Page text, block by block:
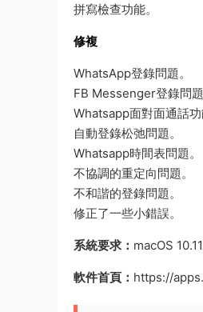
拼寫檢查功能。
修複
WhatsApp登錄問題。
FB Messenger登錄問題
Whatsapp面對面通話功
自動登錄松弛問題。
Whatsapp時間表問題。
不協調的重定向問題。
不和諧的登錄問題。
修正了一些小錯誤。
系統要求： macOS
軟件首頁： https://